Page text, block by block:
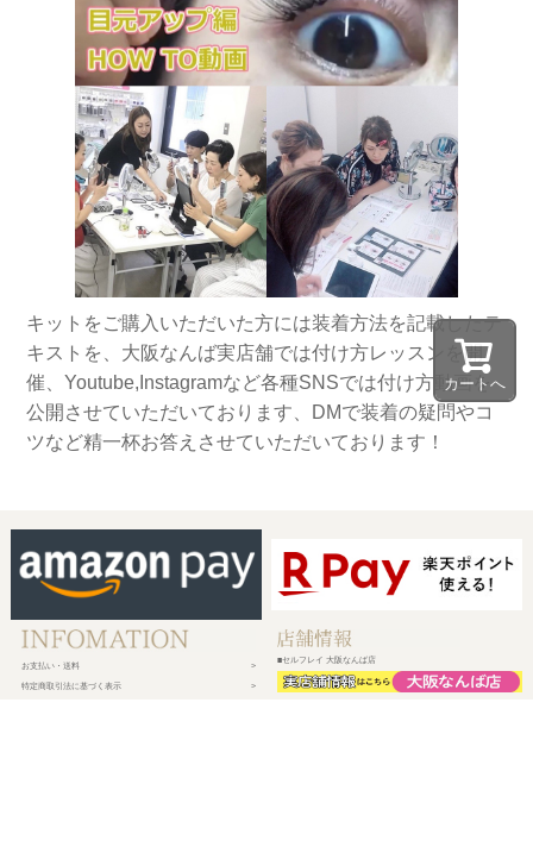
カートへ
キットをご購入いただいた方には装着方法を記載したテ
キストを、大阪なんば実店舗では付け方レッスンを開
催、Youtube,Instagramなど各種SNSでは付け方動画を
公開させていただいております、DMで装着の疑問やコ
ツなど精一杯お答えさせていただいております！
お支払い・送料
特定商取引法に基づく表示
■セルフレイ 大阪なんば店